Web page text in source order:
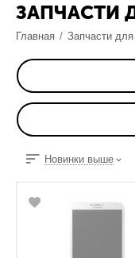
ЗАПЧАСТИ
Главная / Запчасти
Новинки выше